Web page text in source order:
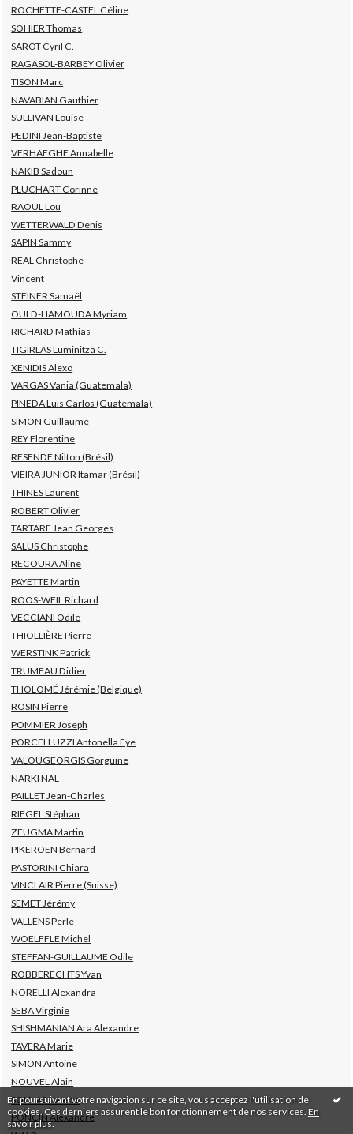
En poursuivant votre navigation sur ce site, vous acceptez l'utilisation de
cookies. Ces derniers assurent le bon fonctionnement de nos services. En
savoir plus.
ROCHETTE-CASTEL Céline
SOHIER Thomas
SAROT Cyril C.
RAGASOL-BARBEY Olivier
TISON Marc
NAVABIAN Gauthier
SULLIVAN Louise
PEDINI Jean-Baptiste
VERHAEGHE Annabelle
NAKIB Sadoun
PLUCHART Corinne
RAOUL Lou
WETTERWALD Denis
SAPIN Sammy
REAL Christophe
Vincent
STEINER Samaël
OULD-HAMOUDA Myriam
RICHARD Mathias
TIGIRLAS Luminitza C.
XENIDIS Alexo
VARGAS Vania (Guatemala)
PINEDA Luis Carlos (Guatemala)
SIMON Guillaume
REY Florentine
RESENDE Nilton (Brésil)
VIEIRA JUNIOR Itamar (Brésil)
THINES Laurent
ROBERT Olivier
TARTARE Jean Georges
SALUS Christophe
RECOURA Aline
PAYETTE Martin
ROOS-WEIL Richard
VECCIANI Odile
THIOLLIÈRE Pierre
WERSTINK Patrick
TRUMEAU Didier
THOLOMÉ Jérémie (Belgique)
ROSIN Pierre
POMMIER Joseph
PORCELLUZZI Antonella Eye
VALOUGEORGIS Gorguine
NARKI NAL
PAILLET Jean-Charles
RIEGEL Stéphan
ZEUGMA Martin
PIKEROEN Bernard
PASTORINI Chiara
VINCLAIR Pierre (Suisse)
SEMET Jérémy
VALLENS Perle
WOELFFLE Michel
STEFFAN-GUILLAUME Odile
ROBBERECHTS Yvan
NORELLI Alexandra
SEBA Virginie
SHISHMANIAN Ara Alexandre
TAVERA Marie
SIMON Antoine
NOUVEL Alain
SOULAS Josette
PONCIN Alexandre